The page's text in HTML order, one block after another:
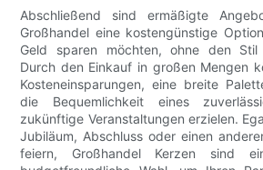
Abschließend sind ermäßigte
Großhandel eine kostengünstige
Geld sparen möchten, ohne den Stil
Durch den Einkauf in großen Mengen
Kosteneinsparungen, eine breite
die Bequemlichkeit eines
zukünftige Veranstaltungen erzielen.
Jubiläum, Abschluss oder einen
feiern, Großhandel Kerzen sind